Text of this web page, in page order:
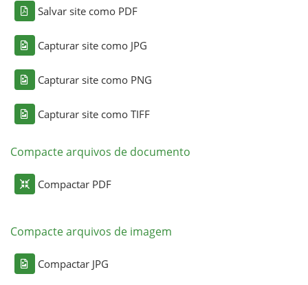
Salvar site como PDF
Capturar site como JPG
Capturar site como PNG
Capturar site como TIFF
Compacte arquivos de documento
Compactar PDF
Compacte arquivos de imagem
Compactar JPG